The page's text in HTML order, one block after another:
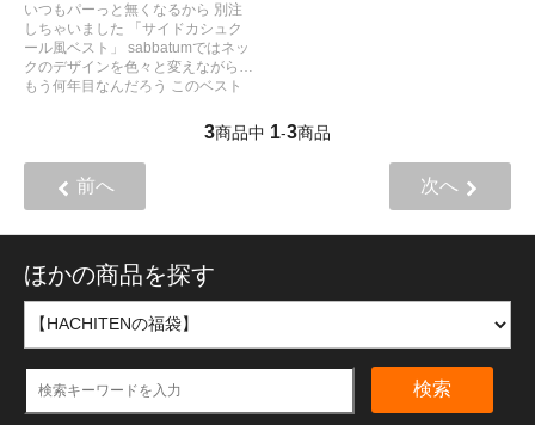
いつもパーっと無くなるから 別注
しちゃいました 「サイドカシュク
ール風ベスト」 sabbatumではネッ
クのデザインを色々と変えながら…
もう何年目なんだろう このベスト
3商品中 1-3商品
前へ 次へ
ほかの商品を探す
検索